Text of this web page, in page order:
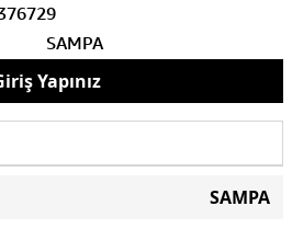
SAMPA
Yapınız
SAMPA